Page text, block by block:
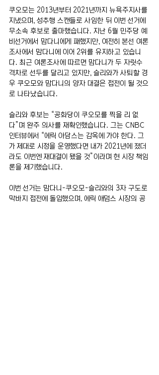
쿠오모는 2013년부터 2021년까지 뉴욕주지사를
지냈으며, 성추행 스캔들로 사임한 뒤 이번 선거에
무소속 후보로 출마했습니다. 지난 6월 민주당 예
비선거에서 맘다니에게 패했지만, 여전히 본선 여론
조사에서 맘다니에 이어 2위를 유지하고 있습니
다. 최근 여론조사에 따르면 맘다니가 두 자릿수
격차로 선두를 달리고 있지만, 슬리와가 사퇴할 경
우 쿠오모와 맘다니의 양자 대결은 접전이 될 것으
로 나타났습니다.
슬리와 후보는 “공화당이 쿠오모를 찍을 리 없
다”며 완주 의사를 재확인했습니다. 그는 CNBC
인터뷰에서 “에릭 아담스는 감옥에 가야 한다. 그
가 제대로 시정을 운영했다면 내가 2021년에 졌더
라도 이번엔 재대결이 됐을 것”이라며 현 시장 책임
론을 제기했습니다.
이번 선거는 맘다니-쿠오모-슬리와의 3자 구도로
막바지 접전에 돌입했으며, 에릭 애덤스 시장의 공